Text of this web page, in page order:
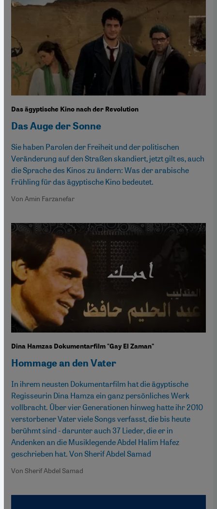
Das ägyptische Kino nach der Revolution
Das Auge der Sonne
Sie haben Parolen der Freiheit und der politischen
Veränderung auf den Straßen skandiert, jetzt gilt es, auch
die Sprache des Kinos zu ändern: Was der arabische
Frühling für das ägyptische Kino bedeutet.
Von Amin Farzanefar
Dina Hamzas Dokumentarfilm "Gay El Zaman"
Hommage an den Vater
In ihrem neusten Dokumentarfilm hat die ägyptische
Regisseurin Dina Hamza ein ganz persönliches Werk
vollbracht. Über vier Generationen hinweg hatte ihr 2010
verstorbener Vater viele Songs verfasst, die bis heute
berühmt sind - darunter auch 37 Lieder, die er in
Andenken an die Musiklegende Abdel Halim Hafez
geschrieben hat. Von Sherif Abdel Samad
Von Sherif Abdel Samad